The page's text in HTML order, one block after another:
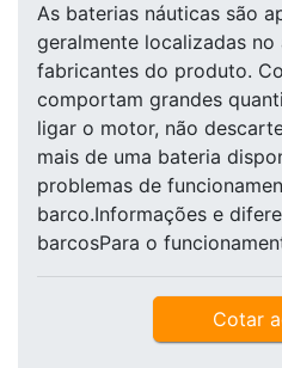
As baterias náuticas são
geralmente localizadas
fabricantes do produto.
comportam grandes
ligar o motor, não
mais de uma bateria
problemas de
barco.Informações e
barcosPara o
Cotar